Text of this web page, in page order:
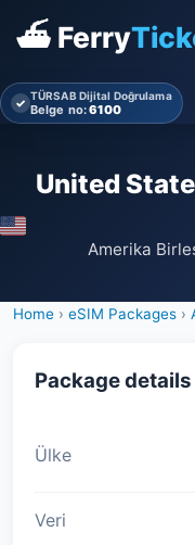
⛴ Ferry
✓ TÜRSAB Dijital Doğrulama
Belge no:6100
United
Amerika
Home › eSIM Packages ›
Package details
Ülke
Veri